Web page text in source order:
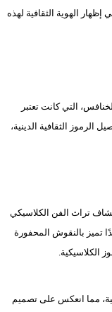
الهوية الثقافية لهذه
التي كانت تعتبر
الرموز الثقافية الدينية،
تراث الفن الكلاسيكي
تميز بالنقوش المحفورة
الكلاسيكية.
القوطية، مما انعكس على تصميم